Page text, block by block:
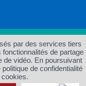
du site
: non conforme
par des services tiers
de partage
de vidéo. En poursuivant
de confidentialité